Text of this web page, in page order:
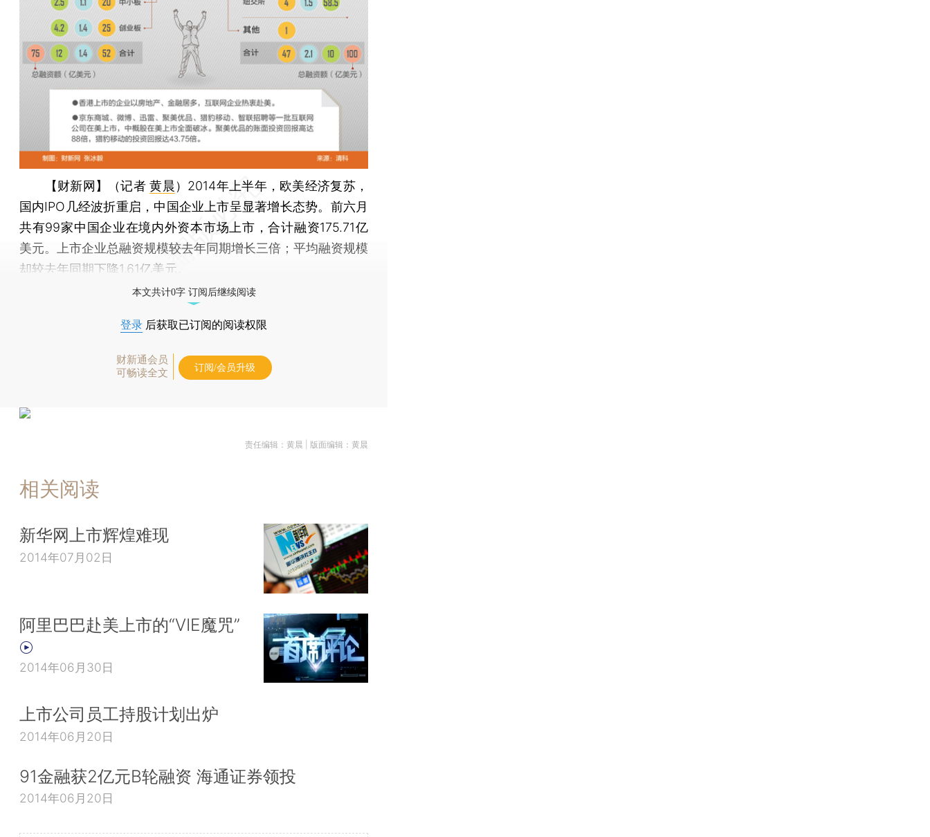
【财新网】（记者黄晨） 2014年上半年，欧美经济复苏，
国内IPO几经波折重启，中国企业上市呈显著增长态势。前六月
共有99家中国企业在境内外资本市场上市，合计融资175.71亿
美元。上市企业总融资规模较去年同期增长三倍；平均融资规模
却较去年同期下降1.61亿美元。
本文共计0字 订阅后继续阅读
登录 后获取已订阅的阅读权限
财新通会员
可畅读全文
订阅/会员升级
责任编辑：黄晨 | 版面编辑：黄晨
相关阅读
新华网上市辉煌难现
2014年07月02日
阿里巴巴赴美上市的“VIE魔咒”
2014年06月30日
上市公司员工持股计划出炉
2014年06月20日
91金融获2亿元B轮融资 海通证券领投
2014年06月20日